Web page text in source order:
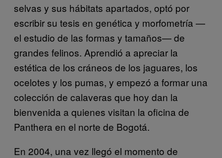
selvas y sus hábitats apartados, optó por
escribir su tesis en genética y morfometría —
el estudio de las formas y tamaños— de
grandes felinos. Aprendió a apreciar la
estética de los cráneos de los jaguares, los
ocelotes y los pumas, y empezó a formar una
colección de calaveras que hoy dan la
bienvenida a quienes visitan la oficina de
Panthera en el norte de Bogotá.
En 2004, una vez llegó el momento de